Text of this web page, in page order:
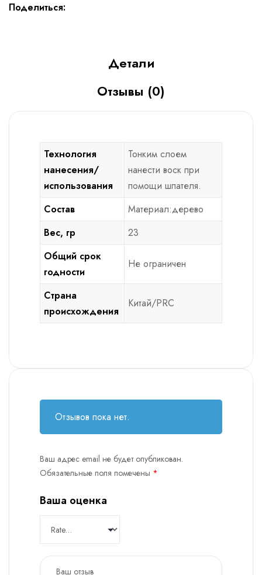
Поделиться:
Детали
Отзывы (0)
Технология
нанесения/
использования
Тонким слоем
нанести воск при
помощи шпателя.
Состав
Материал:дерево
Вес, гр
23
Общий срок
годности
Не ограничен
Страна
происхождения
Китай/PRC
Отзывов пока нет.
Ваш адрес email не будет опубликован.
Обязательные поля помечены *
Ваша оценка